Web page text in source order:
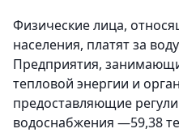
Физические лица,
населения, платят за
Предприятия,
тепловой энергии и
предоставляющие
водоснабжения —59,38